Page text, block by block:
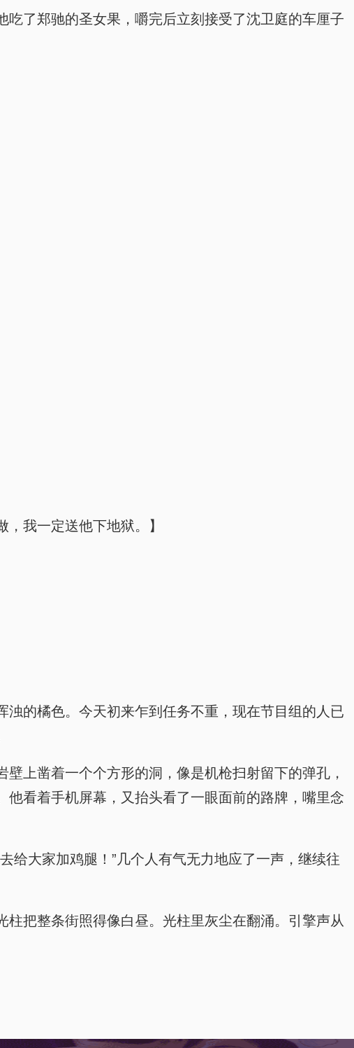
了郑驰的圣女果，嚼完后立刻接受了沈卫庭的车厘子
我一定送他下地狱。】
的橘色。今天初来乍到任务不重，现在节目组的人已
上凿着一个个方形的洞，像是机枪扫射留下的弹孔，
看着手机屏幕，又抬头看了一眼面前的路牌，嘴里念
给大家加鸡腿！”几个人有气无力地应了一声，继续往
把整条街照得像白昼。光柱里灰尘在翻涌。引擎声从